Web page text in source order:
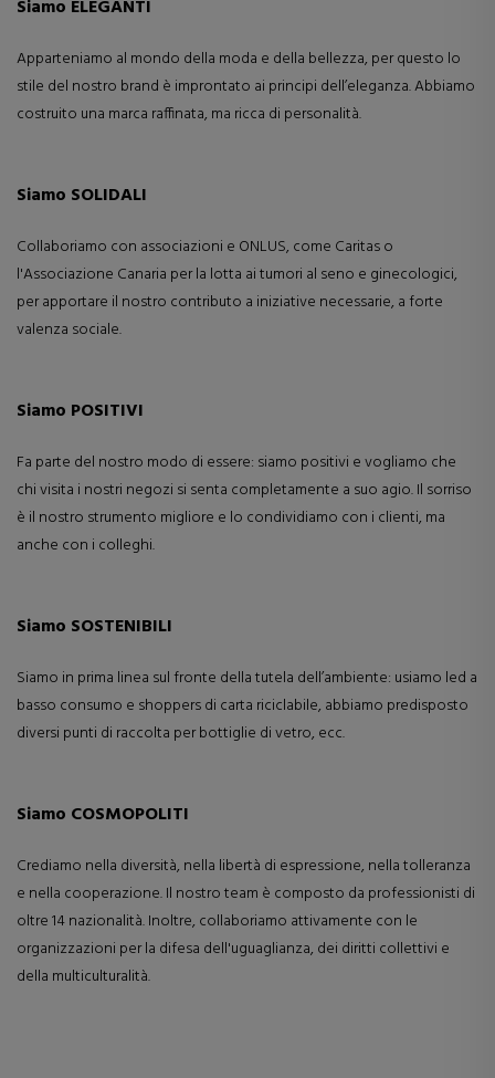
Siamo ELEGANTI
Apparteniamo al mondo della moda e della bellezza, per questo lo
stile del nostro brand è improntato ai principi dell’eleganza. Abbiamo
costruito una marca raffinata, ma ricca di personalità.
Siamo SOLIDALI
Collaboriamo con associazioni e ONLUS, come Caritas o
l'Associazione Canaria per la lotta ai tumori al seno e ginecologici,
per apportare il nostro contributo a iniziative necessarie, a forte
valenza sociale.
Siamo POSITIVI
Fa parte del nostro modo di essere: siamo positivi e vogliamo che
chi visita i nostri negozi si senta completamente a suo agio. Il sorriso
è il nostro strumento migliore e lo condividiamo con i clienti, ma
anche con i colleghi.
Siamo SOSTENIBILI
Siamo in prima linea sul fronte della tutela dell’ambiente: usiamo led a
basso consumo e shoppers di carta riciclabile, abbiamo predisposto
diversi punti di raccolta per bottiglie di vetro, ecc.
Siamo COSMOPOLITI
Crediamo nella diversità, nella libertà di espressione, nella tolleranza
e nella cooperazione. Il nostro team è composto da professionisti di
oltre 14 nazionalità. Inoltre, collaboriamo attivamente con le
organizzazioni per la difesa dell'uguaglianza, dei diritti collettivi e
della multiculturalità.